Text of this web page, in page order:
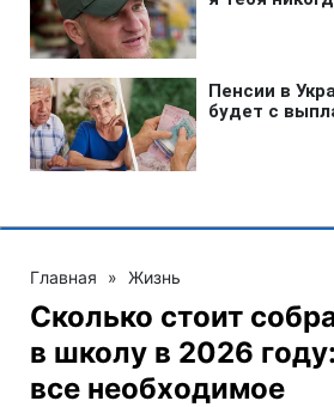
Главная » Жизнь
Сколько стоит
в школу в 2026
все необходимое